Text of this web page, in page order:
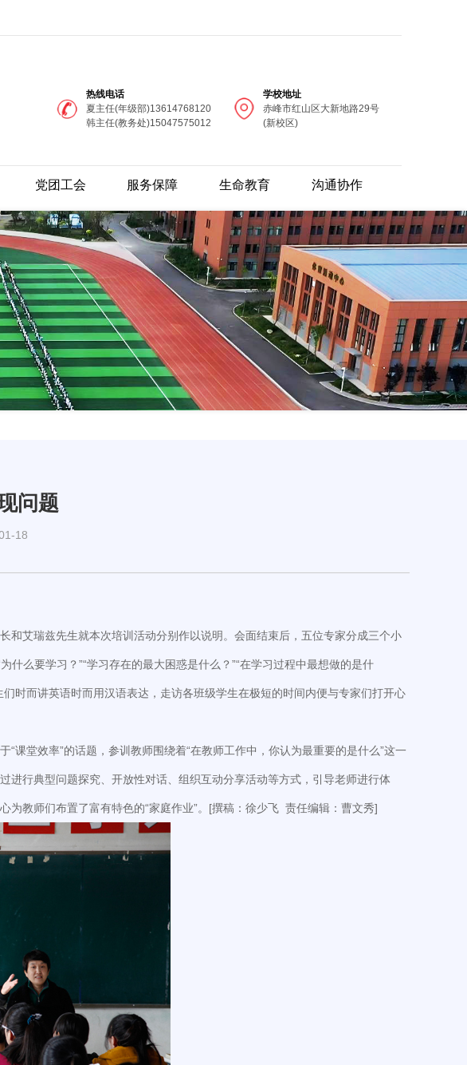
热线电话
夏主任(年级部)13614768120
韩主任(教务处)15047575012
学校地址
赤峰市红山区大新地路29号
(新校区)
党团工会 服务保障 生命教育 沟通协作
问题
18
艾瑞兹先生就本次培训活动分别作以说明。会面结束后，五位专家分成三个小
么要学习？”“学习存在的最大困惑是什么？”“在学习过程中最想做的是什
时而讲英语时而用汉语表达，走访各班级学生在极短的时间内便与专家们打开心
课堂效率”的话题，参训教师围绕着“在教师工作中，你认为最重要的是什么”这一
进行典型问题探究、开放性对话、组织互动分享活动等方式，引导老师进行体
教师们布置了富有特色的“家庭作业”。[撰稿：徐少飞 责任编辑：曹文秀]